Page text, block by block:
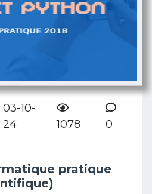
03-10-
24
1078 0
pratique